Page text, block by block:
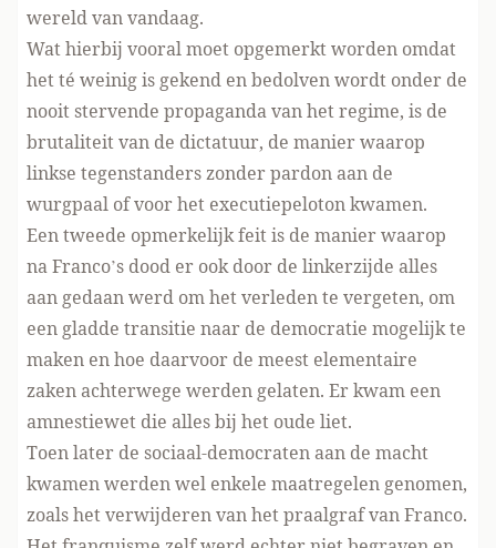
wereld van vandaag.
Wat hierbij vooral moet opgemerkt worden omdat
het té weinig is gekend en bedolven wordt onder de
nooit stervende propaganda van het regime, is de
brutaliteit van de dictatuur, de manier waarop
linkse tegenstanders zonder pardon aan de
wurgpaal of voor het executiepeloton kwamen.
Een tweede opmerkelijk feit is de manier waarop
na Franco’s dood er ook door de linkerzijde alles
aan gedaan werd om het verleden te vergeten, om
een gladde transitie naar de democratie mogelijk te
maken en hoe daarvoor de meest elementaire
zaken achterwege werden gelaten. Er kwam een
amnestiewet die alles bij het oude liet.
Toen later de sociaal-democraten aan de macht
kwamen werden wel enkele maatregelen genomen,
zoals het verwijderen van het praalgraf van Franco.